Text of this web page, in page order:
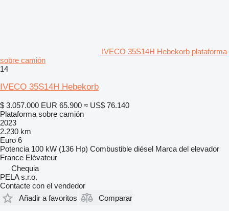
IVECO 35S14H Hebekorb plataforma
sobre camión
14
IVECO 35S14H Hebekorb
$ 3.057.000 EUR 65.900 ≈ US$ 76.140
Plataforma sobre camión
2023
2.230 km
Euro 6
Potencia 100 kW (136 Hp) Combustible diésel Marca del elevador
France Elévateur
Chequia
PELA s.r.o.
Contacte con el vendedor
Añadir a favoritos
Comparar